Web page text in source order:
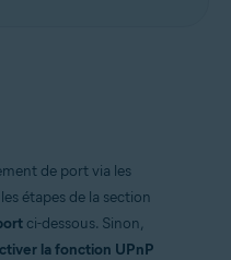
de port via les
étapes de la section
ci-dessous. Sinon,
la fonction UPnP